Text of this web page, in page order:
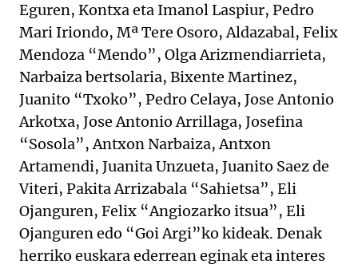
Eguren, Kontxa eta Imanol Laspiur, Pedro
Mari Iriondo, Mª Tere Osoro, Aldazabal, Felix
Mendoza “Mendo”, Olga Arizmendiarrieta,
Narbaiza bertsolaria, Bixente Martinez,
Juanito “Txoko”, Pedro Celaya, Jose Antonio
Arkotxa, Jose Antonio Arrillaga, Josefina
“Sosola”, Antxon Narbaiza, Antxon
Artamendi, Juanita Unzueta, Juanito Saez de
Viteri, Pakita Arrizabala “Sahietsa”, Eli
Ojanguren, Felix “Angiozarko itsua”, Eli
Ojanguren edo “Goi Argi”ko kideak. Denak
herriko euskara ederrean eginak eta interes